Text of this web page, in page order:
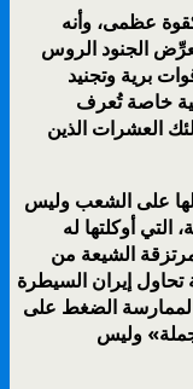
عظمى، وأنه
الجنود الروس
برية وتجنيد
خاصة تُعرف
العشرات الذين
على الشعب وليس
التي أوكلتها له
الشيعة من
تحاول إيران السيطرة
لممارسة الضغط على
وليس